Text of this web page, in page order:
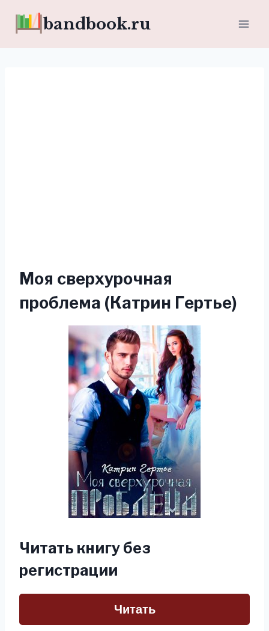
bandbook.ru
Моя сверхурочная
проблема (Катрин Гертье)
Читать книгу без
регистрации
Читать